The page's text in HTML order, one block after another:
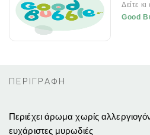
Δείτε
Good
ΠΕΡΙΓΡΑΦΗ
Περιέχει άρωμα χωρίς
ευχάριστες μυρωδιές